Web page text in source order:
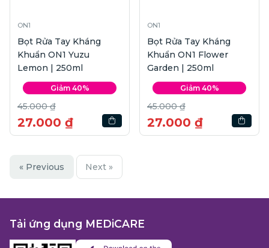
ON1
Bọt Rửa Tay Kháng
Khuẩn ON1 Yuzu
Lemon | 250ml
Giảm 40%
45.000 ₫
27.000 ₫
ON1
Bọt Rửa Tay Kháng
Khuẩn ON1 Flower
Garden | 250ml
Giảm 40%
45.000 ₫
27.000 ₫
« Previous Next »
Tải ứng dụng MEDiCARE